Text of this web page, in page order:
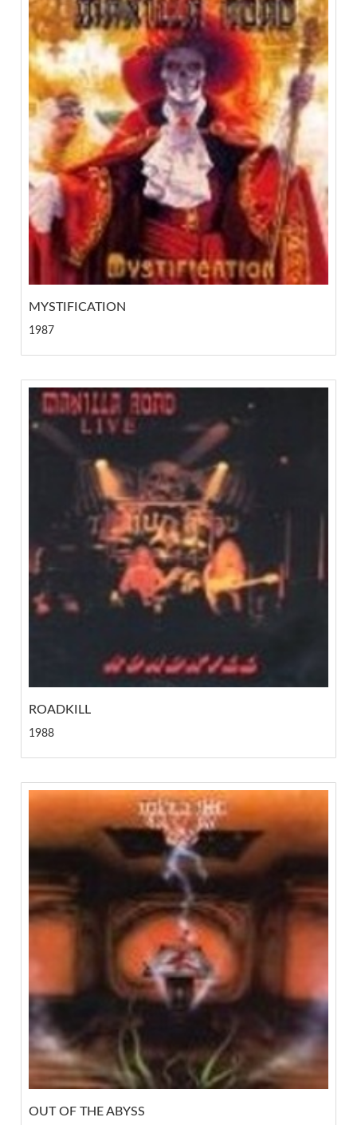
MYSTIFICATION
1987
ROADKILL
1988
OUT OF THE ABYSS